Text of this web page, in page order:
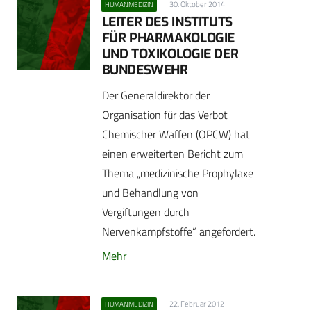
HUMANMEDIZIN 30. Oktober 2014
LEITER DES INSTITUTS
FÜR PHARMAKOLOGIE
UND TOXIKOLOGIE DER
BUNDESWEHR
Der Generaldirektor der
Organisation für das Verbot
Chemischer Waffen (OPCW) hat
einen erweiterten Bericht zum
Thema „medizinische Prophylaxe
und Behandlung von
Vergiftungen durch
Nervenkampfstoffe“ angefordert.
Mehr
HUMANMEDIZIN 22. Februar 2012